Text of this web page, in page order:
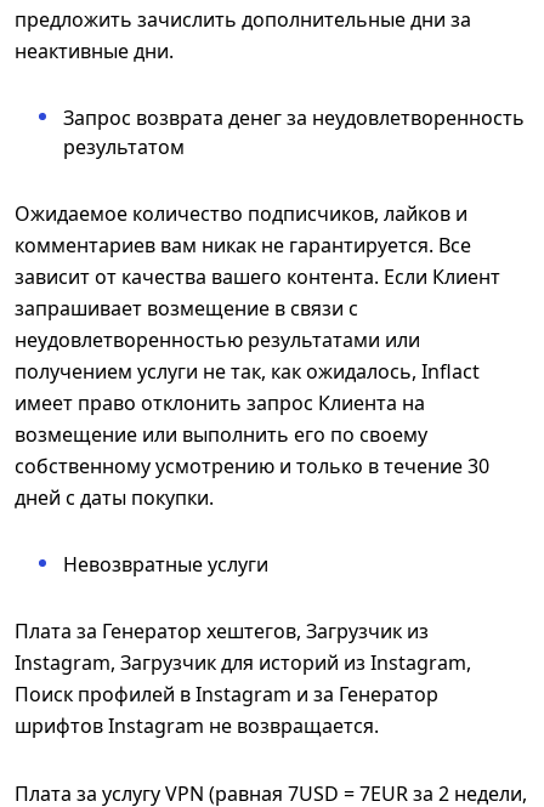
предложить зачислить дополнительные дни за
неактивные дни.
Запрос возврата денег за неудовлетворенность
результатом
Ожидаемое количество подписчиков, лайков и
комментариев вам никак не гарантируется. Все
зависит от качества вашего контента. Если Клиент
запрашивает возмещение в связи с
неудовлетворенностью результатами или
получением услуги не так, как ожидалось, Inflact
имеет право отклонить запрос Клиента на
возмещение или выполнить его по своему
собственному усмотрению и только в течение 30
дней с даты покупки.
Невозвратные услуги
Плата за Генератор хештегов, Загрузчик из
Instagram, Загрузчик для историй из Instagram,
Поиск профилей в Instagram и за Генератор
шрифтов Instagram не возвращается.
Плата за услугу VPN (равная 7USD = 7EUR за 2 недели,